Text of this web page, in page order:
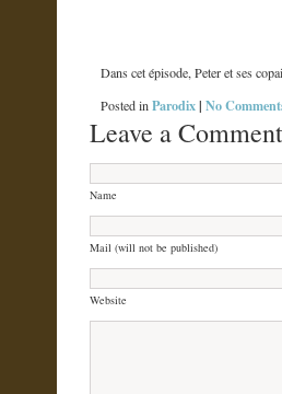
Dans cet épisode, Peter et ses
Posted inParodix| No
Leave a Comment
Name
Mail (will not be published)
Website